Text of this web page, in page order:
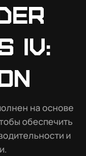
IV:
на основе
обеспечить
и